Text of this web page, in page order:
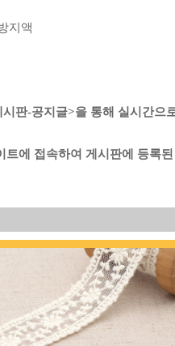
지액
시판-공지글>을 통해 실시간으
트에 접속하여 게시판에 등록
3,500원